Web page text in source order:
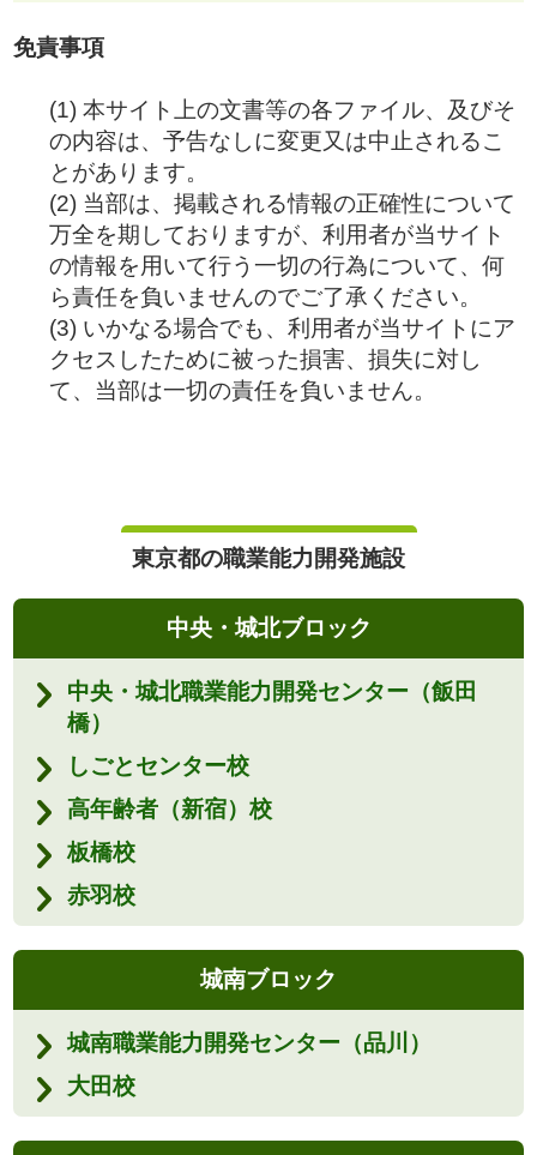
免責事項
(1) 本サイト上の文書等の各ファイル、及びそ
の内容は、予告なしに変更又は中止されるこ
とがあります。
(2) 当部は、掲載される情報の正確性について
万全を期しておりますが、利用者が当サイト
の情報を用いて行う一切の行為について、何
ら責任を負いませんのでご了承ください。
(3) いかなる場合でも、利用者が当サイトにア
クセスしたために被った損害、損失に対し
て、当部は一切の責任を負いません。
東京都の職業能力開発施設
中央・城北ブロック
中央・城北職業能力開発センター（飯田
橋）
しごとセンター校
高年齢者（新宿）校
板橋校
赤羽校
城南ブロック
城南職業能力開発センター（品川）
大田校